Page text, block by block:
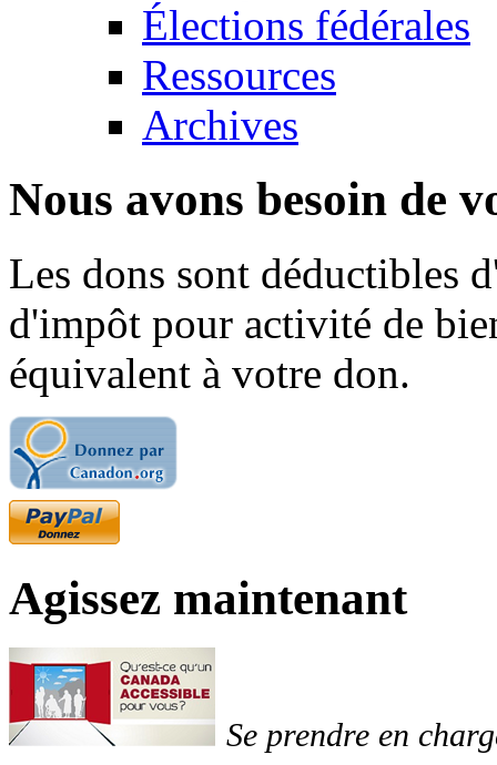
Élections fédérales
Ressources
Archives
Nous avons besoin de
Les dons sont déductibles
d'impôt pour activité de
équivalent à votre don.
Agissez maintenant
Se prendre en